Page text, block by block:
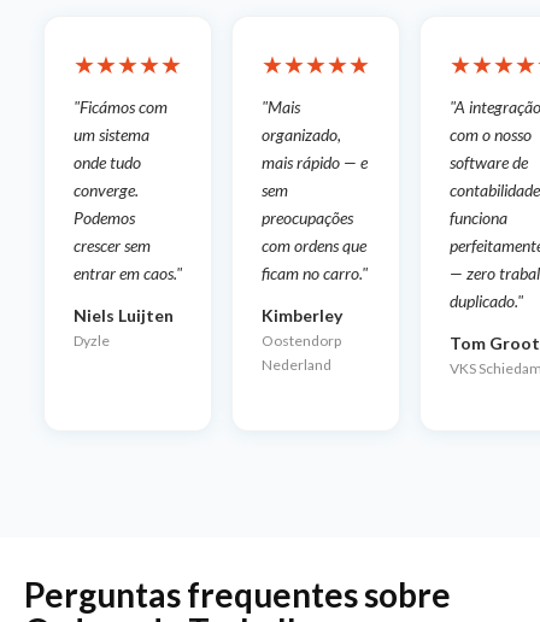
★★★★★
"Ficámos com
um sistema
onde tudo
converge.
Podemos
crescer sem
entrar em caos."
Niels Luijten
Dyzle
★★★★★
"Mais
organizado,
mais rápido — e
sem
preocupações
com ordens que
ficam no carro."
Kimberley
Oostendorp
Nederland
"A integração
com o nosso
software de
contabilidade
funciona
— zero
duplicado."
Tom Groot
VKS
Perguntas frequentes sobre